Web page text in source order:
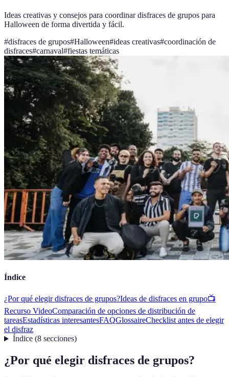
Ideas creativas y consejos para coordinar disfraces de grupos para
Halloween de forma divertida y fácil.
#disfraces de grupos#Halloween#ideas creativas#coordinación de
disfraces#carnaval#fiestas temáticas
Índice
¿Por qué elegir disfraces de grupos?Ideas de disfraces en grupo📺
Recurso VideoComparación de opciones de distribución de
tareasEstadísticas interesantesFAQGlossaireChecklist antes de elegir
el disfraz
Índice(8 secciones)
¿Por qué elegir disfraces de grupos?